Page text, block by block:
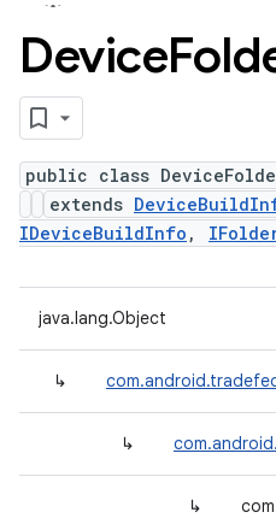
Device
public class
extends
IDeviceBuildInfo ,
java.lang.Object
↳
↳
↳